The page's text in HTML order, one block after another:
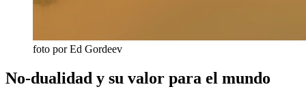
foto por Ed Gordeev
No-dualidad y su valor para el mundo